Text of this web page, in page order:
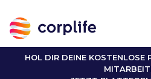
HOL DIR DEINE KOSTENLOSE